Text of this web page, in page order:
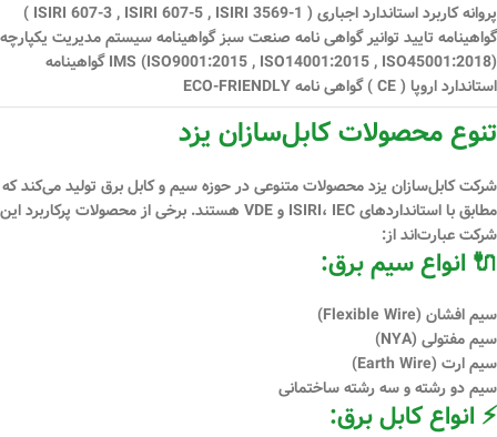
پروانه کاربرد استاندارد اجباری ( ISIRI 607-3 , ISIRI 607-5 , ISIRI 3569-1 )
گواهینامه تایید توانیر گواهی نامه صنعت سبز گواهینامه سیستم مدیریت یكپارچه
IMS (ISO9001:2015 , ISO14001:2015 , ISO45001:2018) گواهینامه
استاندارد اروپا ( CE ) گواهی نامه ECO-FRIENDLY
تنوع محصولات کابل‌سازان یزد
شرکت کابل‌سازان یزد محصولات متنوعی در حوزه سیم و کابل برق تولید می‌کند که
مطابق با استانداردهایISIRI، IEC و VDE
هستند. برخی از محصولات پرکاربرد این
شرکت عبارت‌اند از:
🔌 انواع سیم برق:
سیم افشان (Flexible Wire)
سیم مفتولی (NYA)
سیم ارت (Earth Wire)
سیم دو رشته و سه رشته ساختمانی
⚡ انواع کابل برق: